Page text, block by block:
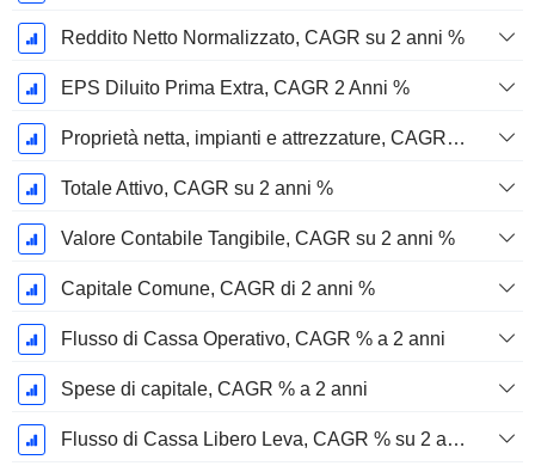
Reddito Netto Normalizzato, CAGR su 2 anni %
EPS Diluito Prima Extra, CAGR 2 Anni %
Proprietà netta, impianti e attrezzature, CAGR su 2 anni %
Totale Attivo, CAGR su 2 anni %
Valore Contabile Tangibile, CAGR su 2 anni %
Capitale Comune, CAGR di 2 anni %
Flusso di Cassa Operativo, CAGR % a 2 anni
Spese di capitale, CAGR % a 2 anni
Flusso di Cassa Libero Leva, CAGR % su 2 anni